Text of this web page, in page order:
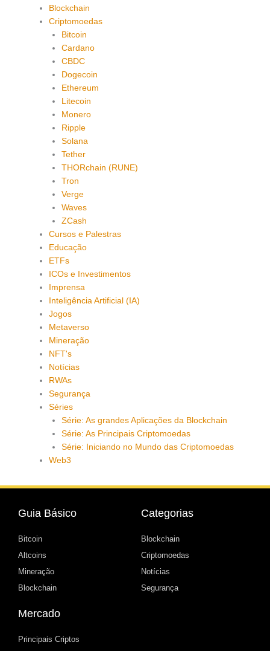
Blockchain
Criptomoedas
Bitcoin
Cardano
CBDC
Dogecoin
Ethereum
Litecoin
Monero
Ripple
Solana
Tether
THORchain (RUNE)
Tron
Verge
Waves
ZCash
Cursos e Palestras
Educação
ETFs
ICOs e Investimentos
Imprensa
Inteligência Artificial (IA)
Jogos
Metaverso
Mineração
NFT's
Notícias
RWAs
Segurança
Séries
Série: As grandes Aplicações da Blockchain
Série: As Principais Criptomoedas
Série: Iniciando no Mundo das Criptomoedas
Web3
Guia Básico
Bitcoin
Altcoins
Mineração
Blockchain
Categorias
Blockchain
Criptomoedas
Notícias
Segurança
Mercado
Principais Criptos